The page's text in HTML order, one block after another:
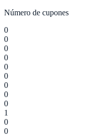
Número de cupones
0
0
0
0
0
0
0
0
0
1
0
0